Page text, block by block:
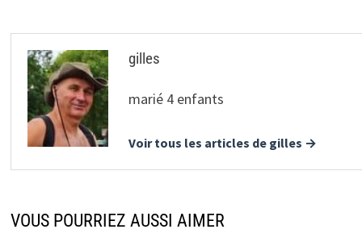
gilles
marié 4 enfants
Voir tous les articles de gilles →
VOUS POURRIEZ AUSSI AIMER